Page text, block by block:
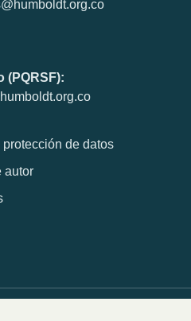
(PQRSF):
de datos
autor